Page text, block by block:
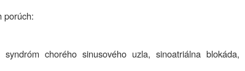
porúch:
chorého sinusového uzla, sinoatriálna blokáda,